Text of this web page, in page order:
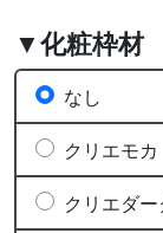
▼化粧枠材
なし
クリエモカ
クリエダー